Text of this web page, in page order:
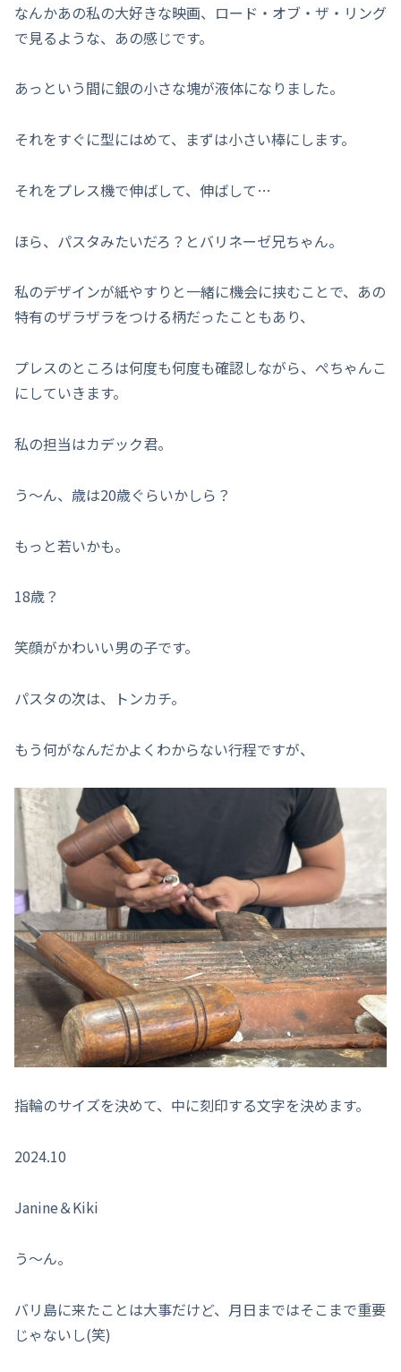
なんかあの私の大好きな映画、ロード・オブ・ザ・リング
で見るような、あの感じです。
あっという間に銀の小さな塊が液体になりました。
それをすぐに型にはめて、まずは小さい棒にします。
それをプレス機で伸ばして、伸ばして…
ほら、パスタみたいだろ？とバリネーゼ兄ちゃん。
私のデザインが紙やすりと一緒に機会に挟むことで、あの
特有のザラザラをつける柄だったこともあり、
プレスのところは何度も何度も確認しながら、ぺちゃんこ
にしていきます。
私の担当はカデック君。
う～ん、歳は20歳ぐらいかしら？
もっと若いかも。
18歳？
笑顔がかわいい男の子です。
パスタの次は、トンカチ。
もう何がなんだかよくわからない行程ですが、
指輪のサイズを決めて、中に刻印する文字を決めます。
2024.10
Janine＆Kiki
う～ん。
バリ島に来たことは大事だけど、月日まではそこまで重要
じゃないし(笑)